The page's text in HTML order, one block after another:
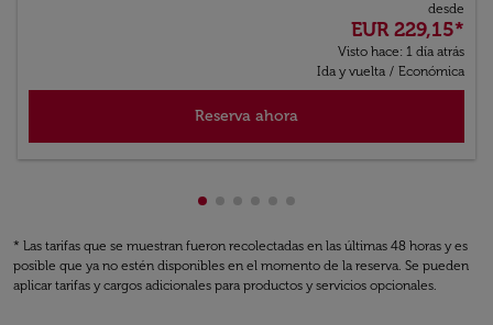
desde
EUR 229,15*
Visto hace: 1 día atrás
Ida y vuelta / Económica
Reserva ahora
Mostrando cmp-pagination-
Mostrando cmp-pagination-
Mostrando cmp-pagination-
Mostrando cmp-
Mostrando cmp-
Mostrando cmp-
* Las tarifas que se muestran fueron recolectadas en las últimas 48 horas y es
posible que ya no estén disponibles en el momento de la reserva. Se pueden
aplicar tarifas y cargos adicionales para productos y servicios opcionales.